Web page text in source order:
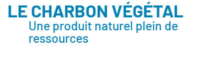
LE CHARBON VÉGÉTAL
Une produit naturel plein de
ressources